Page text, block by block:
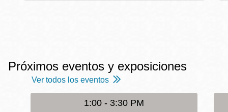
Próximos eventos y exposiciones
Ver todos los eventos
1:00 - 3:30 PM